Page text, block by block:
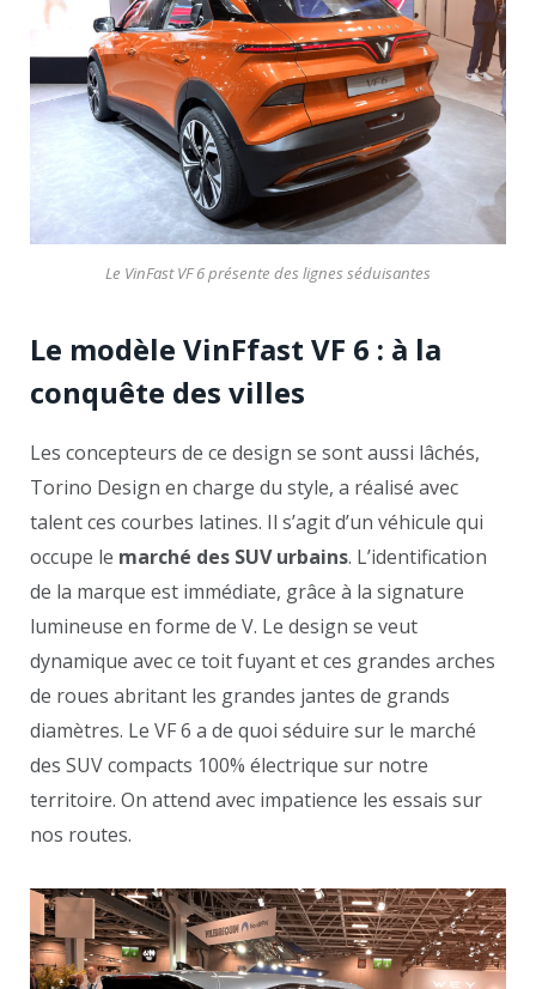
Le VinFast VF 6 présente des lignes séduisantes
Le modèle VinFfast VF 6 : à la
conquête des villes
Les concepteurs de ce design se sont aussi lâchés,
Torino Design en charge du style, a réalisé avec
talent ces courbes latines. Il s’agit d’un véhicule qui
occupe le marché des SUV urbains. L’identification
de la marque est immédiate, grâce à la signature
lumineuse en forme de V. Le design se veut
dynamique avec ce toit fuyant et ces grandes arches
de roues abritant les grandes jantes de grands
diamètres. Le VF 6 a de quoi séduire sur le marché
des SUV compacts 100% électrique sur notre
territoire. On attend avec impatience les essais sur
nos routes.